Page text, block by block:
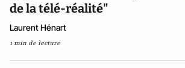
de la télé-réalité"
Laurent Hénart
1 min de lecture